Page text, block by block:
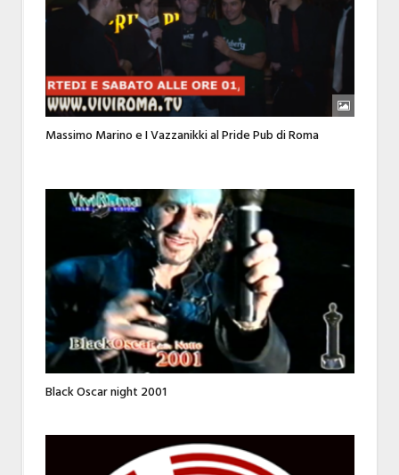
Massimo Marino e I Vazzanikki al Pride Pub di Roma
Black Oscar night 2001